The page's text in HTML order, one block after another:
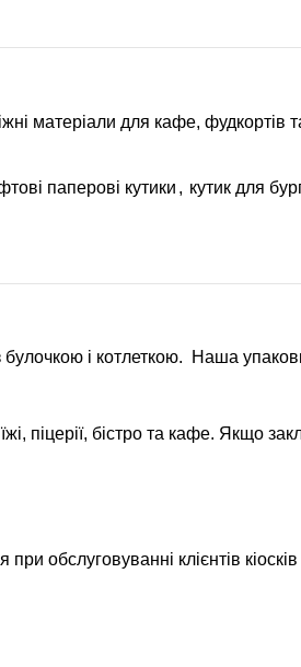
матеріали для кафе, фудкортів
паперові кутики , кутик для
і котлеткою. Наша
піцерії, бістро та кафе. Якщо
обслуговуванні клієнтів